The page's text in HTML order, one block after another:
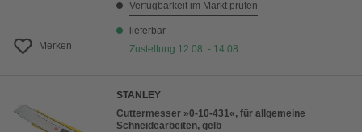
Merken
Verfügbarkeit im Markt prüfen
lieferbar
Zustellung 12.08. - 14.08.
STANLEY
Cuttermesser »0-10-431«, für allgemeine
Schneidearbeiten, gelb